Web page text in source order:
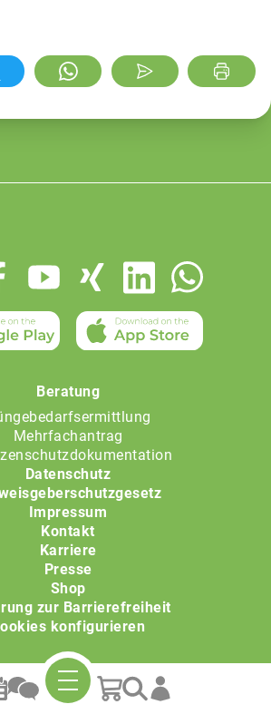
Beratung
Mehrfachantrag
Datenschutz
Impressum
Kontakt
Karriere
Presse
Shop
zur Barrierefreiheit
konfigurieren